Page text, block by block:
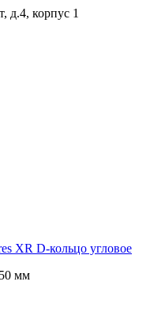
д.4, корпус 1
XR D-кольцо угловое
мм